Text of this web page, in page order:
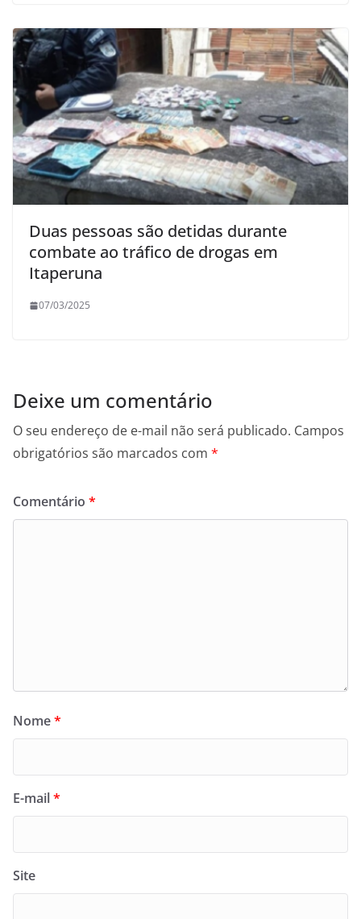
Duas pessoas são detidas durante
combate ao tráfico de drogas em
Itaperuna
07/03/2025
Deixe um comentário
O seu endereço de e-mail não será publicado. Campos
obrigatórios são marcados com *
Comentário *
Nome*
E-mail*
Site